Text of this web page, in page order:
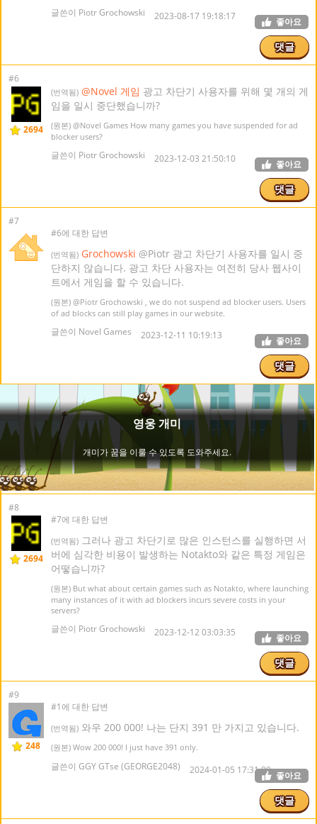
글쓴이 Piotr Grochowski 2023-08-17 19:18:17 좋아요
댓글
#6
2694
(번역됨) @Novel 게임 광고 차단기 사용자를 위해 몇 개의 게
임을 일시 중단했습니까?
(원본) @Novel Games How many games you have suspended for ad
blocker users?
글쓴이 Piotr Grochowski 2023-12-03 21:50:10 좋아요
댓글
#7
#6에 대한 답변
(번역됨) Grochowski @Piotr 광고 차단기 사용자를 일시 중
단하지 않습니다. 광고 차단 사용자는 여전히 당사 웹사이
트에서 게임을 할 수 있습니다.
(원본) @Piotr Grochowski , we do not suspend ad blocker users. Users
of ad blocks can still play games in our website.
글쓴이 Novel Games 2023-12-11 10:19:13 좋아요
댓글
#8
2694
#7에 대한 답변
(번역됨) 그러나 광고 차단기로 많은 인스턴스를 실행하면 서
버에 심각한 비용이 발생하는 Notakto와 같은 특정 게임은
어떻습니까?
(원본) But what about certain games such as Notakto, where launching
many instances of it with ad blockers incurs severe costs in your
servers?
글쓴이 Piotr Grochowski 2023-12-12 03:03:35 좋아요
댓글
#9
248
#1에 대한 답변
(번역됨) 와우 200 000! 나는 단지 391 만 가지고 있습니다.
(원본) Wow 200 000! I just have 391 only.
글쓴이 GGY GTse (GEORGE2048) 2024-01-05 17:31:09 좋아요
댓글